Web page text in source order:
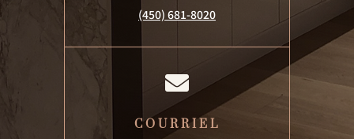
(450) 681-8020

COURRIEL